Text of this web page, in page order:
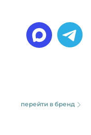
перейти в бренд